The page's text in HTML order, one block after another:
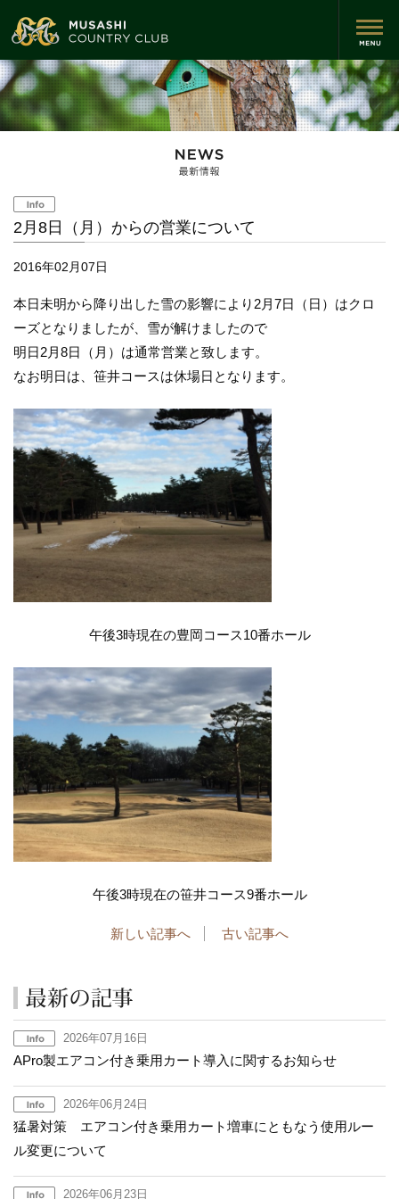
2月8日（月）からの営業について
2016年02月07日
本日未明から降り出した雪の影響により2月7日（日）はクロ
ーズとなりましたが、雪が解けましたので
明日2月8日（月）は通常営業と致します。
なお明日は、笹井コースは休場日となります。
午後3時現在の豊岡コース10番ホール
午後3時現在の笹井コース9番ホール
新しい記事へ 古い記事へ
2026年07月16日
APro製エアコン付き乗用カート導入に関するお知らせ
2026年06月24日
猛暑対策 エアコン付き乗用カート増車にともなう使用ルー
ル変更について
2026年06月23日